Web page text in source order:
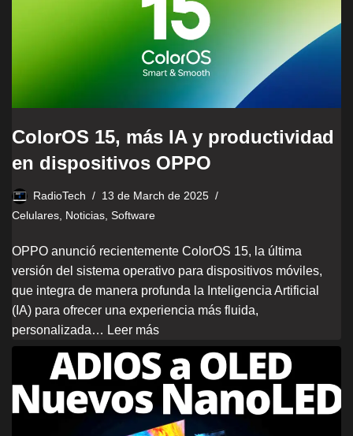
ColorOS 15, más IA y productividad
en dispositivos OPPO
RadioTech
13 de March de 2025
Celulares, Noticias, Software
OPPO anunció recientemente ColorOS 15, la última
versión del sistema operativo para dispositivos móviles,
que integra de manera profunda la Inteligencia Artificial
(IA) para ofrecer una experiencia más fluida,
personalizada… Leer más